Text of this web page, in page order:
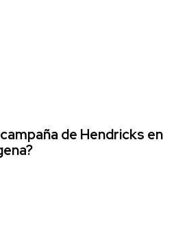
de Hendricks en